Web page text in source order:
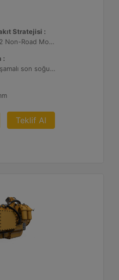
Stratejisi :
U.S. EPA Tier 2 Non-Road Mobile
:
Turboşarjlı 2 aşamalı son soğutmalı
Teklif Al